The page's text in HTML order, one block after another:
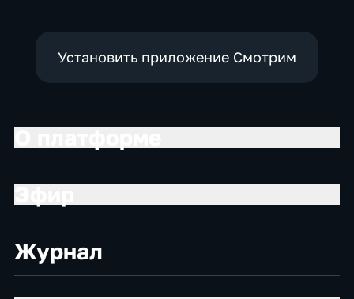
Установить приложение Смотрим
Журнал